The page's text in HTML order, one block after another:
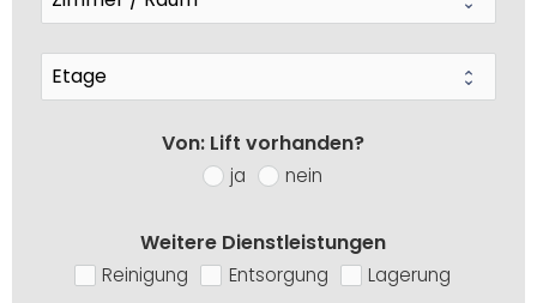
Von: Lift vorhanden?
ja nein
Weitere Dienstleistungen
Reinigung Entsorgung Lagerung